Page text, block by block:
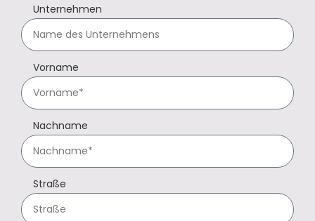
Unternehmen
Vorname
Nachname
Straße